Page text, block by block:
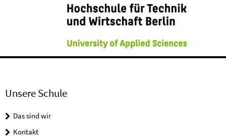
Unsere Schule
Das sind wir
Kontakt